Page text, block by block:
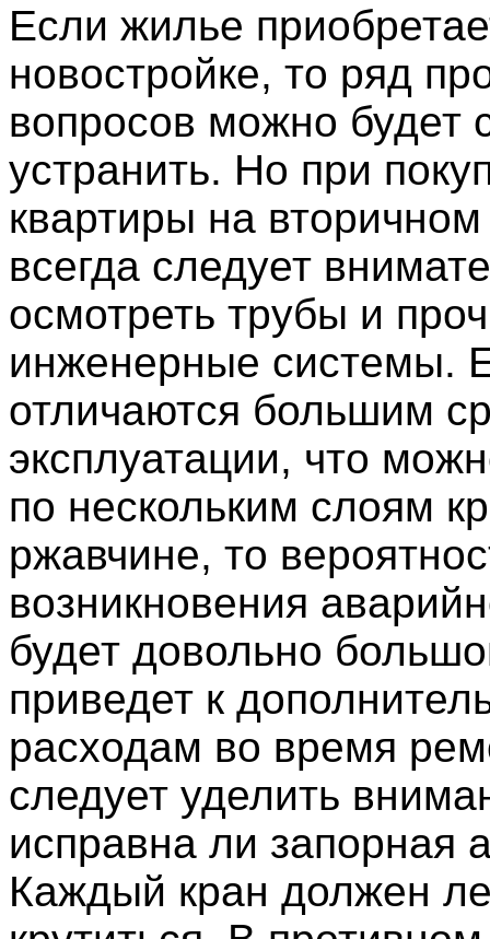
Если жилье
новостройке, то ряд
вопросов можно будет
устранить. Но при
квартиры на
всегда следует
осмотреть трубы и
инженерные системы.
отличаются большим
эксплуатации, что
по нескольким слоям
ржавчине, то
возникновения
будет довольно
приведет к
расходам во время
следует уделить
исправна ли запорная
Каждый кран должен